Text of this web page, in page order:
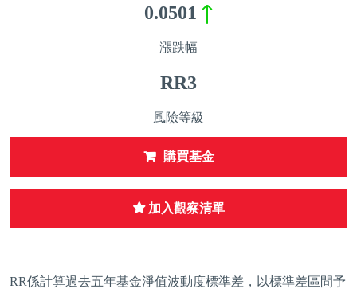
0.0501
漲跌幅
RR3
風險等級
購買基金
加入觀察清單
RR係計算過去五年基金淨值波動度標準差，以標準差區間予